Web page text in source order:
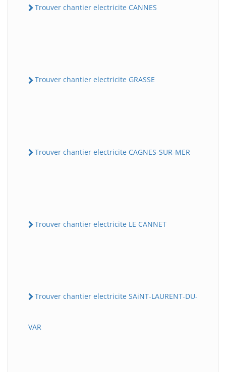
Trouver chantier electricite CANNES
Trouver chantier electricite GRASSE
Trouver chantier electricite CAGNES-SUR-MER
Trouver chantier electricite LE CANNET
Trouver chantier electricite SAiNT-LAURENT-DU-
VAR